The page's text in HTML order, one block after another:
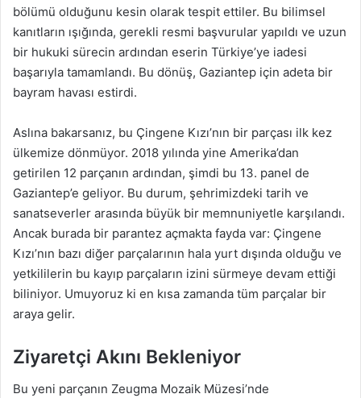
bölümü olduğunu kesin olarak tespit ettiler. Bu bilimsel
kanıtların ışığında, gerekli resmi başvurular yapıldı ve uzun
bir hukuki sürecin ardından eserin Türkiye’ye iadesi
başarıyla tamamlandı. Bu dönüş, Gaziantep için adeta bir
bayram havası estirdi.
Aslına bakarsanız, bu Çingene Kızı’nın bir parçası ilk kez
ülkemize dönmüyor. 2018 yılında yine Amerika’dan
getirilen 12 parçanın ardından, şimdi bu 13. panel de
Gaziantep’e geliyor. Bu durum, şehrimizdeki tarih ve
sanatseverler arasında büyük bir memnuniyetle karşılandı.
Ancak burada bir parantez açmakta fayda var: Çingene
Kızı’nın bazı diğer parçalarının hala yurt dışında olduğu ve
yetkililerin bu kayıp parçaların izini sürmeye devam ettiği
biliniyor. Umuyoruz ki en kısa zamanda tüm parçalar bir
araya gelir.
Ziyaretçi Akını Bekleniyor
Bu yeni parçanın Zeugma Mozaik Müzesi’nde